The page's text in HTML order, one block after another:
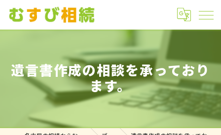
遺言書作成の相談を承っており
ます。